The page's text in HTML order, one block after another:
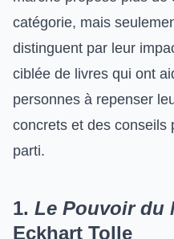
catégorie, mais
distinguent par leur
ciblée de livres qui ont
personnes à repenser
concrets et des conseils
parti.
1. Le Pouvoir du
Eckhart Tolle